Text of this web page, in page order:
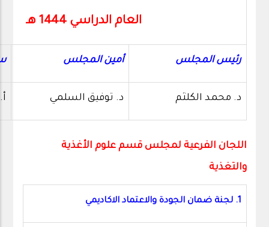
العام الدراسي 1444 هـ
رئيس المجلس أمين المجلس
د. محمد الكلثم د. توفيق السلمي
اللجان الفرعية لمجلس قسم علوم الأغذية
والتغذية
1. لجنة ضمان الجودة والاعتماد الاكاديمي